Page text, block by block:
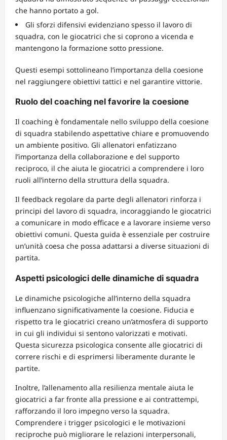
che hanno portato a gol.
Gli sforzi difensivi evidenziano spesso il lavoro di
squadra, con le giocatrici che si coprono a vicenda e
mantengono la formazione sotto pressione.
Questi esempi sottolineano l’importanza della coesione
nel raggiungere obiettivi tattici e nel garantire vittorie.
Ruolo del coaching nel favorire la coesione
Il coaching è fondamentale nello sviluppo della coesione
di squadra stabilendo aspettative chiare e promuovendo
un ambiente positivo. Gli allenatori enfatizzano
l’importanza della collaborazione e del supporto
reciproco, il che aiuta le giocatrici a comprendere i loro
ruoli all’interno della struttura della squadra.
Il feedback regolare da parte degli allenatori rinforza i
principi del lavoro di squadra, incoraggiando le giocatrici
a comunicare in modo efficace e a lavorare insieme verso
obiettivi comuni. Questa guida è essenziale per costruire
un’unità coesa che possa adattarsi a diverse situazioni di
partita.
Aspetti psicologici delle dinamiche di squadra
Le dinamiche psicologiche all’interno della squadra
influenzano significativamente la coesione. Fiducia e
rispetto tra le giocatrici creano un’atmosfera di supporto
in cui gli individui si sentono valorizzati e motivati.
Questa sicurezza psicologica consente alle giocatrici di
correre rischi e di esprimersi liberamente durante le
partite.
Inoltre, l’allenamento alla resilienza mentale aiuta le
giocatrici a far fronte alla pressione e ai contrattempi,
rafforzando il loro impegno verso la squadra.
Comprendere i trigger psicologici e le motivazioni
reciproche può migliorare le relazioni interpersonali,